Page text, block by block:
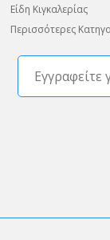
Είδη Κιγκαλερίας
Περισσότερες